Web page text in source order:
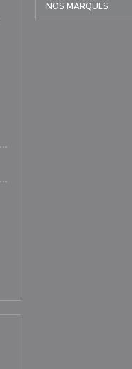
NOS MARQUES